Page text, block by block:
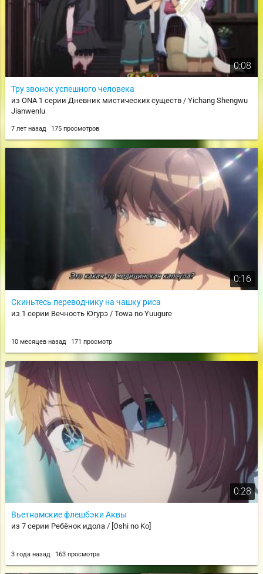
0:08
Тру звонок успешного человека
из ONA 1 серии Дневник мистических существ / Yichang Shengwu
Jianwenlu
7 лет назад 175 просмотров
0:16
Скиньтесь переводчику на чашку риса
из 1 серии Вечность Югурэ / Towa no Yuugure
10 месяцев назад 171 просмотр
0:28
Вьетнамские флешбэки Аквы
из 7 серии Ребёнок идола / [Oshi no Ko]
3 года назад 163 просмотра